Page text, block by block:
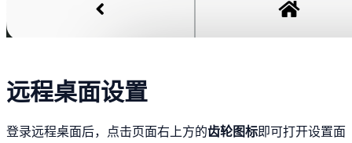
远程桌面设置
登录远程桌面后，点击页面右上方的齿轮图标即可打开设置面